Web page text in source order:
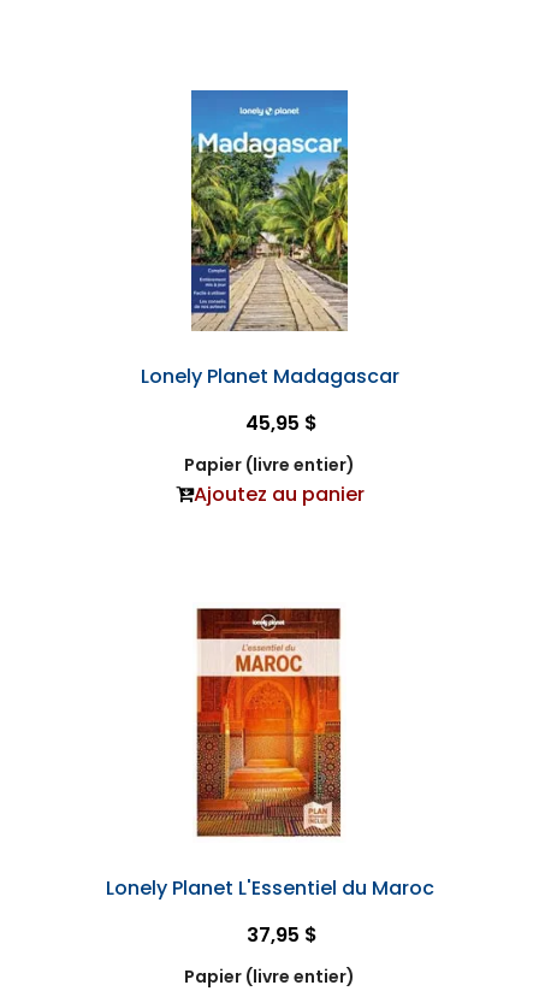
Lonely Planet Madagascar
45,95 $
Papier (livre entier)
Ajoutez au panier
Lonely Planet L'Essentiel du Maroc
37,95 $
Papier (livre entier)